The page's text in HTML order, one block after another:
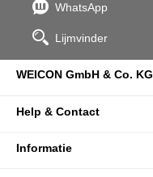
WhatsApp
Lijmvinder
WEICON GmbH & Co. KG
Help & Contact
Informatie